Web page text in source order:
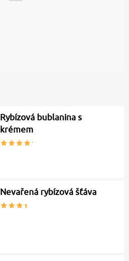
Rybízová bublanina s
krémem
Nevařená rybízová šťáva